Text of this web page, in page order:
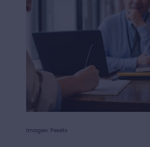
Imagen: Pexels